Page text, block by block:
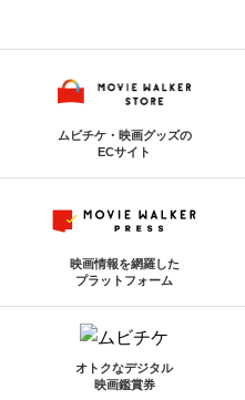
ムビチケ・映画グッズの
ECサイト
映画情報を網羅した
プラットフォーム
オトクなデジタル
映画鑑賞券